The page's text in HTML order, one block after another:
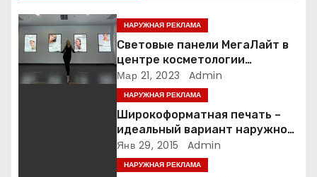
я
п
о
НАРУЖНАЯ РЕКЛАМА
Световые панели МегаЛайт в
центре косметологии
Гиалурон бай
Мар 21, 2023 Admin
НАРУЖНАЯ РЕКЛАМА
Широкоформатная печать –
идеальный вариант наружной
рекламы
Янв 29, 2015 Admin
НАРУЖНАЯ РЕКЛАМА